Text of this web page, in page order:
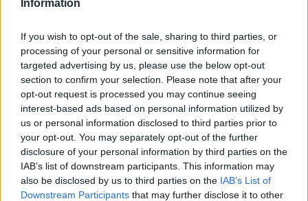
Information
If you wish to opt-out of the sale, sharing to third parties, or
processing of your personal or sensitive information for
targeted advertising by us, please use the below opt-out
section to confirm your selection. Please note that after your
opt-out request is processed you may continue seeing
interest-based ads based on personal information utilized by
us or personal information disclosed to third parties prior to
your opt-out. You may separately opt-out of the further
disclosure of your personal information by third parties on the
IAB’s list of downstream participants. This information may
also be disclosed by us to third parties on the IAB’s List of
Downstream Participants that may further disclose it to other
Δείτε περισσότερα άρθρα μας στα αποτελέσματα
αναζήτησης
Add stonisi.gr on Google ↗
ΣΤΗΝ ΙΔΙΑ ΚΑΤΗΓΟΡΙΑ
ΧΩΡΙΑ
Παρέμβαση για τον παραλιακό
δρόμο Βατερών – Μελίντας –